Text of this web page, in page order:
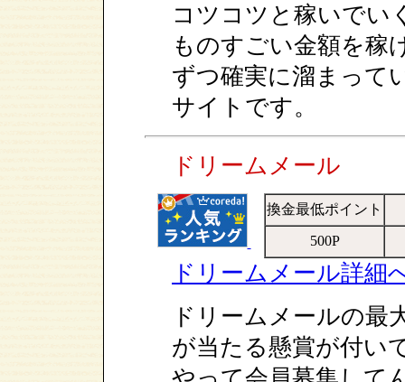
コツコツと稼いでい
ものすごい金額を稼
ずつ確実に溜まって
サイトです。
ドリームメール
換金最低ポイント
500P
ドリームメール詳細
ドリームメールの最
が当たる懸賞が付い